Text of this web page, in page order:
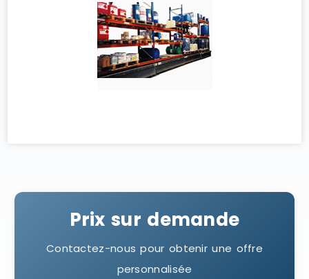
Prix sur demande
Contactez-nous pour obtenir une offre
personnalisée